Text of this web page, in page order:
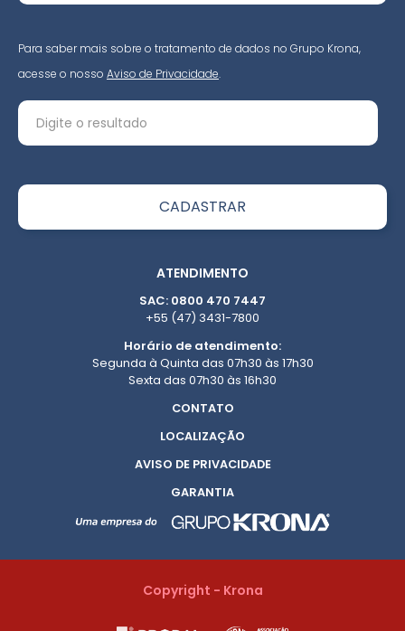
Para saber mais sobre o tratamento de dados no Grupo Krona,
acesse o nosso Aviso de Privacidade.
ATENDIMENTO
SAC: 0800 470 7447
+55 (47) 3431-7800
Horário de atendimento:
Segunda à Quinta das 07h30 às 17h30
Sexta das 07h30 às 16h30
CONTATO
LOCALIZAÇÃO
AVISO DE PRIVACIDADE
GARANTIA
Copyright - Krona